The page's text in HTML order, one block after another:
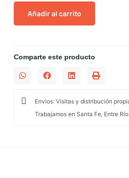
Añadir al carrito
Comparte este producto
Envios: Visitas y distribución
Trabajamos en Santa Fe, Entre